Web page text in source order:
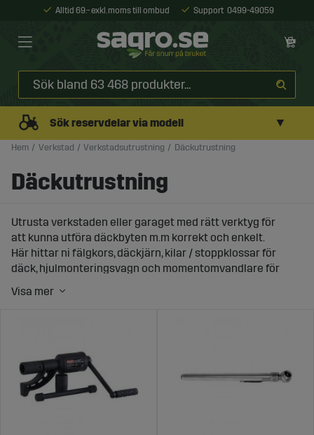
Alltid 69:- exkl. moms till ombud Support 0499-49059
Sök reservdelar via modell ▼
Hem Verkstad Verkstadsutrustning Däckutrustning
Däckutrustning
Utrusta verkstaden eller garaget med rätt verktyg för
att kunna utföra däckbyten m.m korrekt och enkelt.
Här hittar ni fälgkors, däckjärn, kilar / stoppklossar för
däck, hjulmonteringsvagn och momentomvandlare för
lossning av hjulbultar.